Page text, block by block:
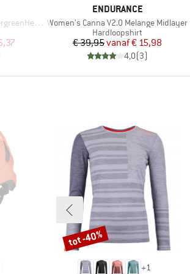
L/S
prijs
MERK
ENDURANCE
Artikel
Women's Canna V2.0 Melange Midlayer
Productgroep
Hardloopshirt
Prijs
€ 39,95 Verlaagde prijs
vanaf€ 15,98
4,0(3)
+1
Korting
tot -40%